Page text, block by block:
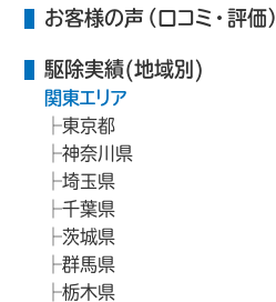
お客様の声（口コミ・評価）
駆除実績(地域別)
関東エリア
東京都
神奈川県
埼玉県
千葉県
茨城県
群馬県
栃木県